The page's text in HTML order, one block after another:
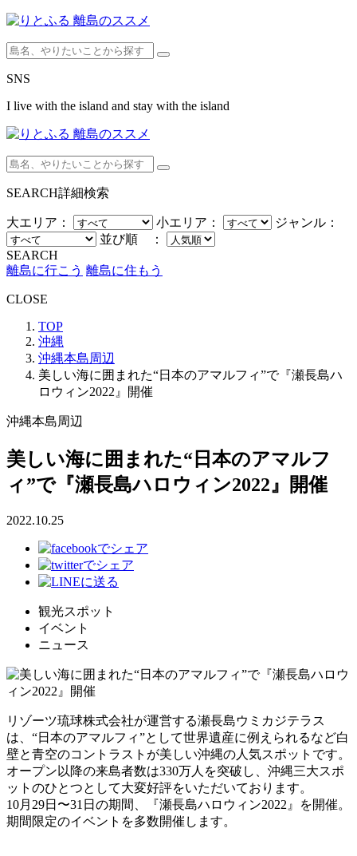
SNS
I live with the island and stay with the island
SEARCH詳細検索
大エリア： 小エリア：
ジャンル：
並び順 ：
SEARCH
離島に行こう 離島に住もう
CLOSE
TOP
沖縄
沖縄本島周辺
美しい海に囲まれた“日本のアマルフィ”で『瀬長島ハ
ロウィン2022』開催
沖縄本島周辺
美しい海に囲まれた“日本のアマルフ
ィ”で『瀬長島ハロウィン2022』開催
2022.10.25
観光スポット
イベント
ニュース
リゾーツ琉球株式会社が運営する瀬長島ウミカジテラス
は、“日本のアマルフィ”として世界遺産に例えられるなど白
壁と青空のコントラストが美しい沖縄の人気スポットです。
オープン以降の来島者数は330万人を突破し、沖縄三大スポ
ットのひとつとして大変好評をいただいております。
10月29日〜31日の期間、『瀬長島ハロウィン2022』を開催。
期間限定のイベントを多数開催します。